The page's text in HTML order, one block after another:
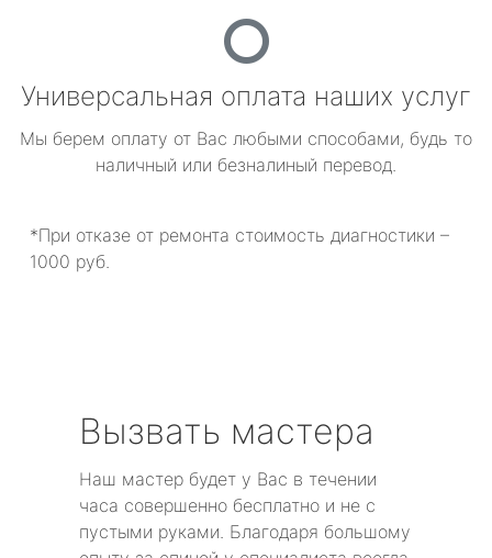
Универсальная оплата наших услуг
Мы берем оплату от Вас любыми способами, будь то
наличный или безналиный перевод.
*При отказе от ремонта стоимость диагностики –
1000 руб.
Вызвать мастера
Наш мастер будет у Вас в течении
часа совершенно бесплатно и не с
пустыми руками. Благодаря большому